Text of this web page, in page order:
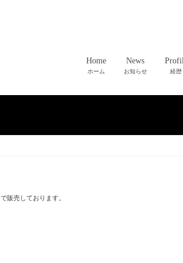
Home
ホーム
News
お知らせ 経歴
で販売しております。